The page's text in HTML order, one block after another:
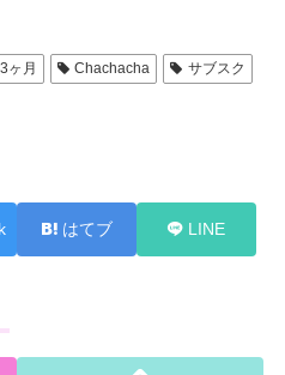
ヶ月 Chachacha
サブスク
はてブ LINE